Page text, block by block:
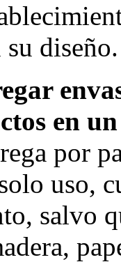
diseño.
en
por
uso,
salvo